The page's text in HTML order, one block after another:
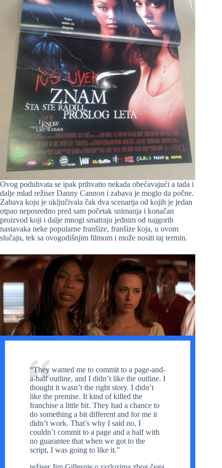
Ovog poduhvata se ipak prihvatio nekada obećavajući a tada i
dalje mlad režiser Danny Cannon i zabava je moglo da počne.
Zabava koju je uključivala čak dva scenarija od kojih je jedan
otpao neposredno pred sam početak snimanja i konačan
proizvod koji i dalje mnogi smatraju jednim od najgorih
nastavaka neke popularne franšize, franšize koja, u ovom
slučaju, tek sa ovogodišnjim filmom i može nositi taj termin.
“They wanted me to commit to a page-and-
a-half outline, and I didn’t like the outline. I
thought it wasn’t the right story. I didn’t
like the premise. It kind of killed the
franchise a little bit. They had a chance to
do something a bit different and for me it
didn’t work. That’s why I said no, I
couldn’t commit to a page and a half with
no guarantee that when we got to the
script, I was going to like it.”